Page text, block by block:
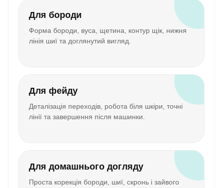
Для бороди
Форма бороди, вуса, щетина, контур щік, нижня
лінія шиї та доглянутий вигляд.
Для фейду
Деталізація переходів, робота біля шкіри, точні
лінії та завершення після машинки.
Для домашнього догляду
Проста корекція бороди, шиї, скронь і зайвого